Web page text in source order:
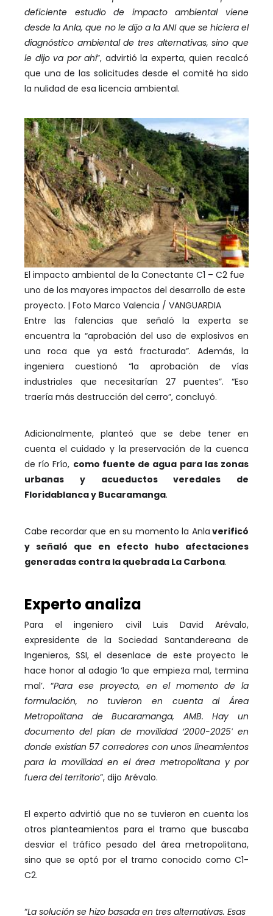
deficiente estudio de impacto ambiental viene
desde la Anla, que no le dijo a la ANI que se hiciera el
diagnóstico ambiental de tres alternativas, sino que
le dijo va por ahí”, advirtió la experta, quien recalcó
que una de las solicitudes desde el comité ha sido
la nulidad de esa licencia ambiental.
El impacto ambiental de la Conectante C1 – C2 fue
uno de los mayores impactos del desarrollo de este
proyecto. | Foto Marco Valencia / VANGUARDIA
Entre las falencias que señaló la experta se
encuentra la “aprobación del uso de explosivos en
una roca que ya está fracturada”. Además, la
ingeniera cuestionó “la aprobación de vías
industriales que necesitarían 27 puentes”. “Eso
traería más destrucción del cerro”, concluyó.
Adicionalmente, planteó que se debe tener en
cuenta el cuidado y la preservación de la cuenca
de río Frío, como fuente de agua para las zonas
urbanas y acueductos veredales de
Floridablanca y Bucaramanga.
Cabe recordar que en su momento la Anla verificó
y señaló que en efecto hubo afectaciones
generadas contra la quebrada La Carbona.
Experto analiza
Para el ingeniero civil Luis David Arévalo,
expresidente de la Sociedad Santandereana de
Ingenieros, SSI, el desenlace de este proyecto le
hace honor al adagio ‘lo que empieza mal, termina
mal’. “Para ese proyecto, en el momento de la
formulación, no tuvieron en cuenta al Área
Metropolitana de Bucaramanga, AMB. Hay un
documento del plan de movilidad ‘2000-2025′ en
donde existían 57 corredores con unos lineamientos
para la movilidad en el área metropolitana y por
fuera del territorio”, dijo Arévalo.
El experto advirtió que no se tuvieron en cuenta los
otros planteamientos para el tramo que buscaba
desviar el tráfico pesado del área metropolitana,
sino que se optó por el tramo conocido como C1-
C2.
“La solución se hizo basada en tres alternativas. Esas